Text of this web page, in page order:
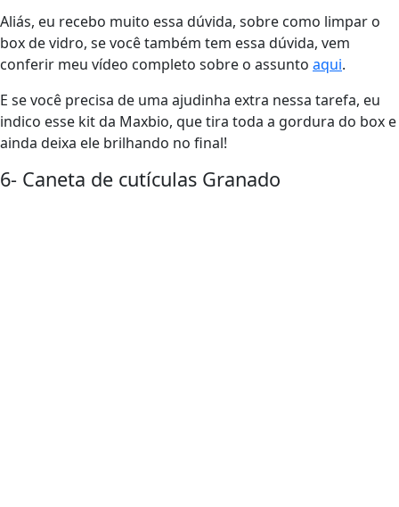
Aliás, eu recebo muito essa dúvida, sobre como limpar o
box de vidro, se você também tem essa dúvida, vem
conferir meu vídeo completo sobre o assunto aqui.
E se você precisa de uma ajudinha extra nessa tarefa, eu
indico esse kit da Maxbio, que tira toda a gordura do box e
ainda deixa ele brilhando no final!
6- Caneta de cutículas Granado